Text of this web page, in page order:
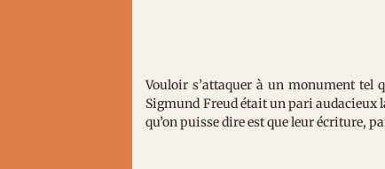
Vouloir s’attaquer à un monument tel
Sigmund Freud était un pari audacieux
qu’on puisse dire est que leur écriture,